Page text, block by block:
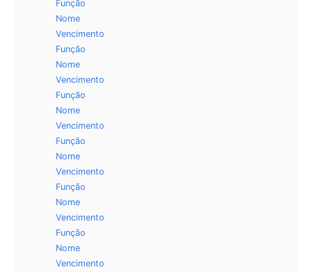
Função
Nome
Vencimento
Função
Nome
Vencimento
Função
Nome
Vencimento
Função
Nome
Vencimento
Função
Nome
Vencimento
Função
Nome
Vencimento